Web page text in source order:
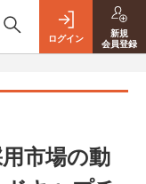
ログイン
新規
会員登録
市場の動